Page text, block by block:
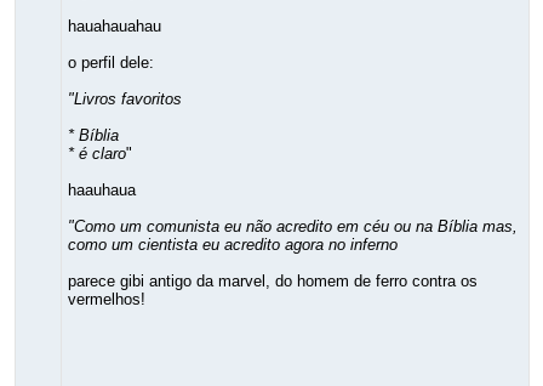
hauahauahau
o perfil dele:
"Livros favoritos
* Bíblia
* é claro"
haauhaua
"Como um comunista eu não acredito em céu ou na Bíblia mas,
como um cientista eu acredito agora no inferno
parece gibi antigo da marvel, do homem de ferro contra os
vermelhos!